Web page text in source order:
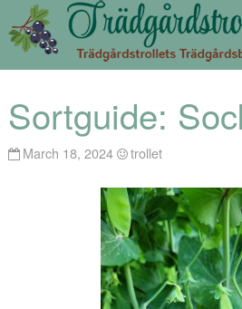
Sortguide:
March 18, 2024 trollet